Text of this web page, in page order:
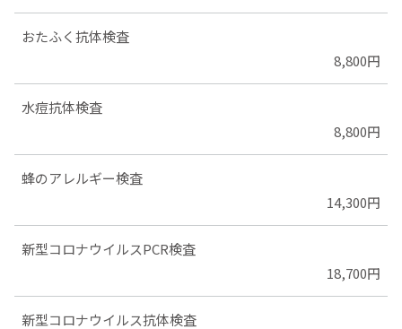
おたふく抗体検査
8,800円
水痘抗体検査
8,800円
蜂のアレルギー検査
14,300円
新型コロナウイルスPCR検査
18,700円
新型コロナウイルス抗体検査